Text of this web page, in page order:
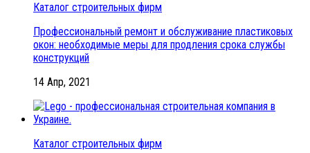
Каталог строительных фирм
Профессиональный ремонт и обслуживание пластиковых
окон: необходимые меры для продления срока службы
конструкций
14 Апр, 2021
Каталог строительных фирм